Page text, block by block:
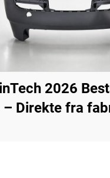
2026
– Direkte fra